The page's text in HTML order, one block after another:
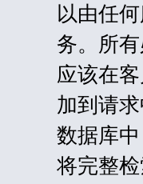
以由任
务。所
应该在
加到请
数据库
将完整